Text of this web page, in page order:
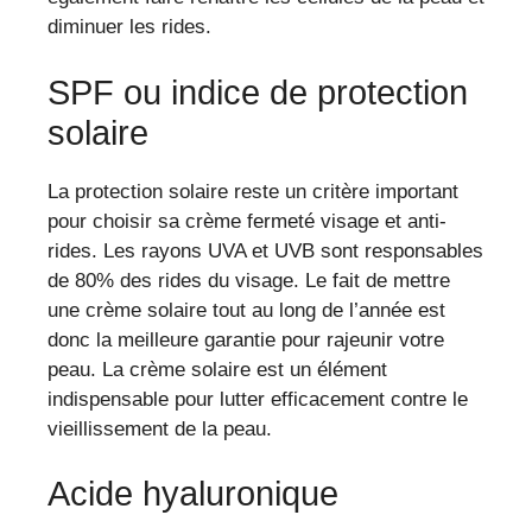
diminuer les rides.
SPF ou indice de protection
solaire
La protection solaire reste un critère important
pour choisir sa crème fermeté visage et anti-
rides. Les rayons UVA et UVB sont responsables
de 80% des rides du visage. Le fait de mettre
une crème solaire tout au long de l’année est
donc la meilleure garantie pour rajeunir votre
peau. La crème solaire est un élément
indispensable pour lutter efficacement contre le
vieillissement de la peau.
Acide hyaluronique